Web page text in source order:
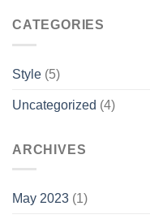
CATEGORIES
Style (5)
Uncategorized (4)
ARCHIVES
May 2023 (1)